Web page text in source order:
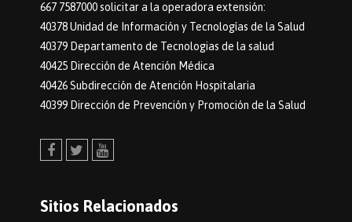
667 7587000 solicitar a la operadora extensión:
40378 Unidad de Información y Tecnologías de la Salud
40379 Departamento de Tecnologias de la salud
40425 Dirección de Atención Médica
40426 Subdirección de Atención Hospitalaria
40399 Dirección de Prevención y Promoción de la Salud
Sitios Relacionados